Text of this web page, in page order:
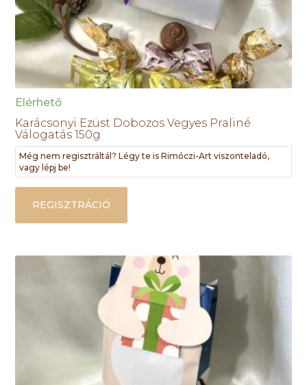
Elérhető
Karácsonyi Ezüst Dobozos Vegyes Praliné
Válogatás 150g
Még nem regisztráltál? Légy te is Rimóczi-Art viszonteladó,
vagy lépj be!
REGISZTRÁCIÓ